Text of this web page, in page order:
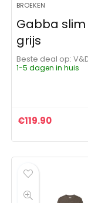
BROEKEN
Gabba
grijs
Beste deal op:
1-5 dagen in huis
€119.90